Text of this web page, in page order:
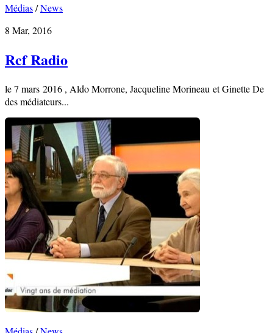
Médias/News
8 Mar, 2016
Rcf Radio
le 7 mars 2016 , Aldo Morrone, Jacqueline Morineau et Ginette
des médiateurs...